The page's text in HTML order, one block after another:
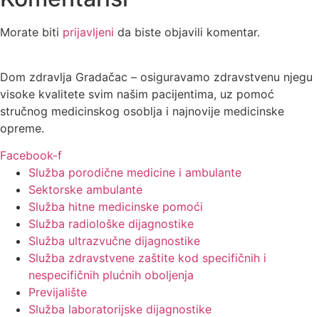
Morate biti prijavljeni da biste objavili komentar.
Dom zdravlja Gradačac – osiguravamo zdravstvenu njegu
visoke kvalitete svim našim pacijentima, uz pomoć
stručnog medicinskog osoblja i najnovije medicinske
opreme.
Facebook-f
Služba porodične medicine i ambulante
Sektorske ambulante
Služba hitne medicinske pomoći
Služba radiološke dijagnostike
Služba ultrazvučne dijagnostike
Služba zdravstvene zaštite kod specifičnih i
nespecifičnih plućnih oboljenja
Previjalište
Služba laboratorijske dijagnostike